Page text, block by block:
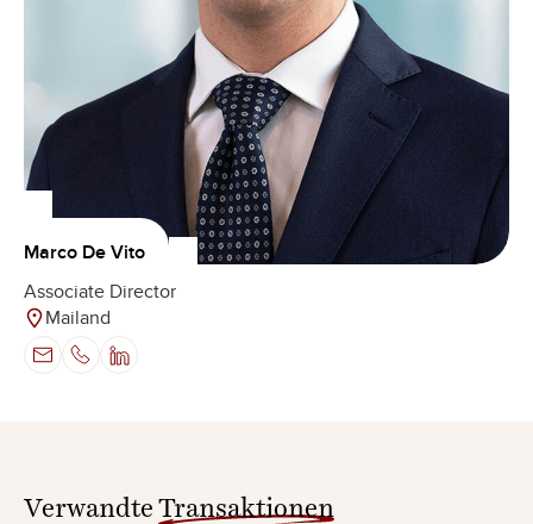
Marco De Vito
Associate Director
Mailand
Verwandte Transaktionen